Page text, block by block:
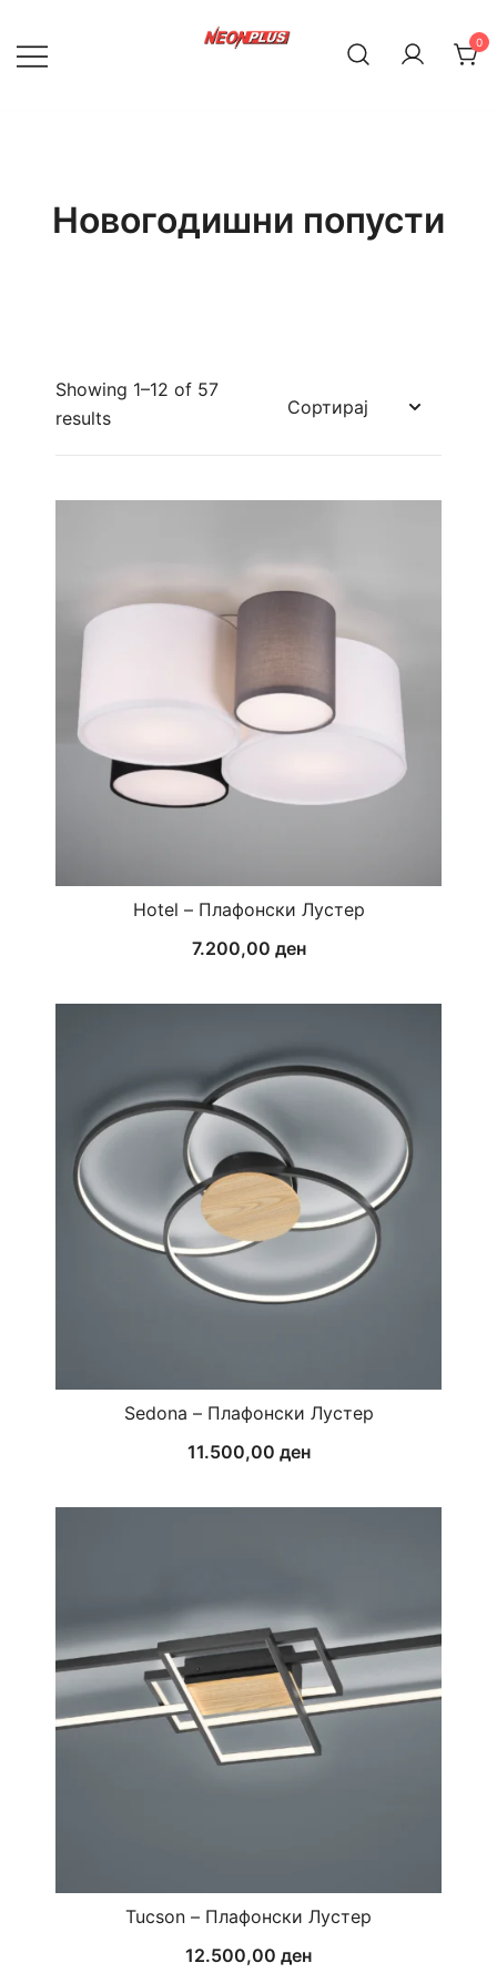
content
0
Новогодишни попусти
Showing 1–12 of 57
results
Hotel – Плафонски Лустер
7.200,00 ден
Sedona – Плафонски Лустер
11.500,00 ден
Tucson – Плафонски Лустер
12.500,00 ден